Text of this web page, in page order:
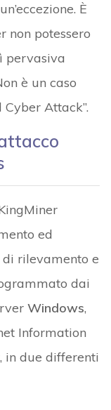
È
non potessero
pervasiva
è un caso
Attack”.
ed
rilevamento e
dai
Windows,
Information
in due differenti